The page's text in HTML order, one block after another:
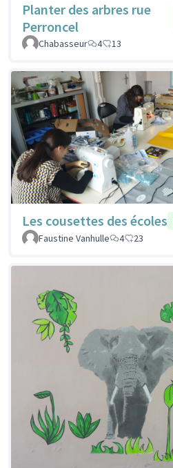
Planter des arbres rue
Perroncel
Chabasseur
4 13
Les cousettes des écoles
Faustine Vanhulle
4 23